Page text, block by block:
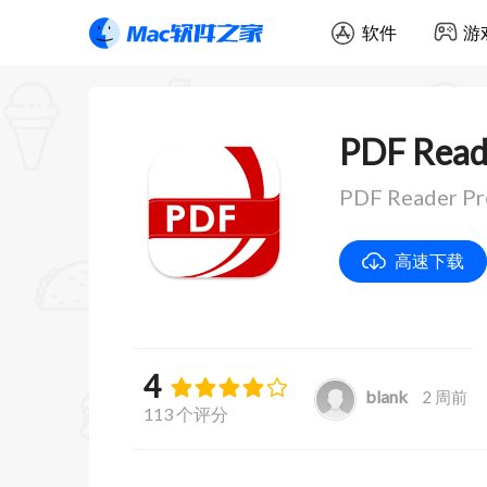
软件 游
PDF
PDF Reader
高速下载
4
113 个评分
blank 2 周前